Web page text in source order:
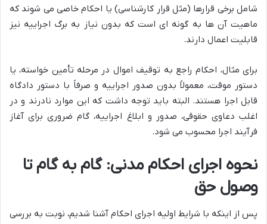
شامل برخی قرارها (مثل قرار کارشناسی) یا احکام خاصی می شوند که
ماهیت آن ها به گونه ای است که بدون نیاز به برگ اجراییه نیز
قابلیت اعمال دارند.
برای مثال، احکام راجع به توقیف اموال در مرحله تأمین خواسته، یا
دستور موقت، معمولاً بدون صدور اجراییه و صرفاً با دستور دادگاه
قابل اجرا هستند. البته باید توجه داشت که این موارد نادرند و در
اغلب دعاوی حقوقی، صدور و ابلاغ اجراییه، گام ضروری برای آغاز
فرآیند اجرا محسوب می شود.
نحوه اجرای احکام مدنی: گام به گام تا
وصول حق
پس از اینکه با شرایط اولیه اجرای احکام آشنا شدیم، نوبت به بررسی